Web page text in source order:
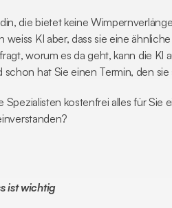
die bietet keine
KI aber, dass sie eine
worum es da geht, kann die
hat Sie einen Termin, den
Spezialisten kostenfrei alles für
ist wichtig